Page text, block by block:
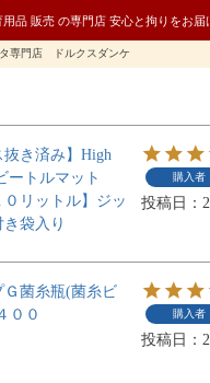
品 販売 の専門店 安心と拘りをお届
専門店 ドルクスダンケ
抜き済み】High
ートルマット
リットル】ジッ
袋入り
購入者
投稿日
Ｇ菌糸瓶(菌糸ビ
００
購入者
投稿日